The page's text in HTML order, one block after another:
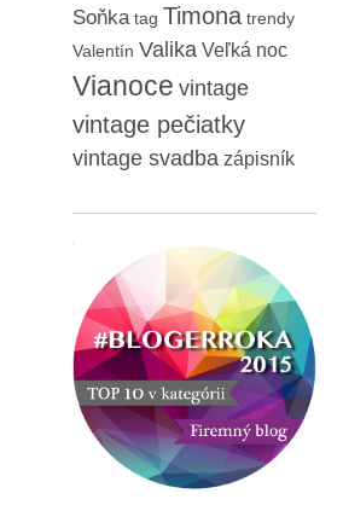
Soňka tag Timona trendy
Valentín Valika Veľká noc
Vianoce vintage
vintage pečiatky
vintage svadba zápisník